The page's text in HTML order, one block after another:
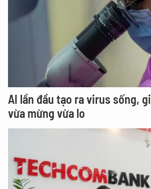
AI lần đầu tạo ra virus sống,
vừa mừng vừa lo